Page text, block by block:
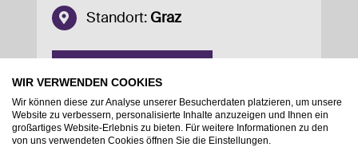
Standort: Graz
WIR VERWENDEN COOKIES
Wir können diese zur Analyse unserer Besucherdaten platzieren, um unsere
Website zu verbessern, personalisierte Inhalte anzuzeigen und Ihnen ein
großartiges Website-Erlebnis zu bieten. Für weitere Informationen zu den
von uns verwendeten Cookies öffnen Sie die Einstellungen.